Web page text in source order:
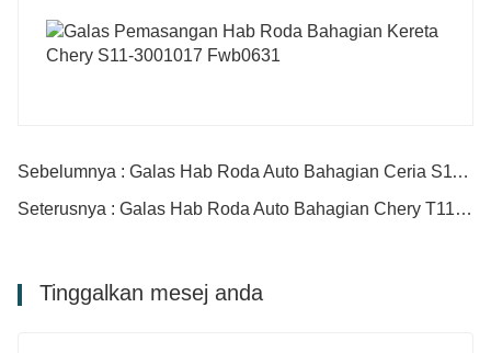
Sebelumnya : Galas Hab Roda Auto Bahagian Ceria S11-3301030AB DACF2513980-D
Seterusnya : Galas Hab Roda Auto Bahagian Chery T11-3301210AB T11-3301210BA
Tinggalkan mesej anda